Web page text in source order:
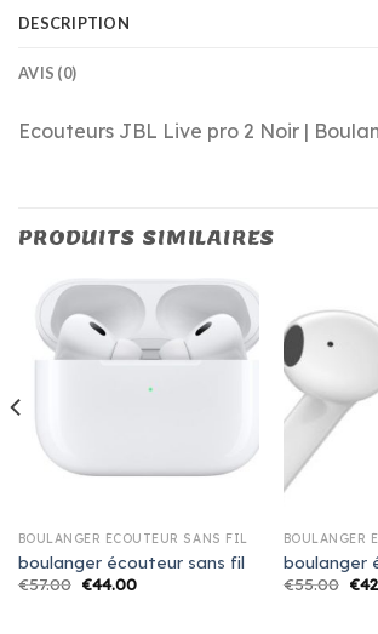
DESCRIPTION
AVIS (0)
Ecouteurs JBL Live pro 2 Noir |
PRODUITS SIMILAIRES
BOULANGER ÉCOUTEUR SANS FIL
boulanger écouteur sans fil
€57.00 €44.00
BOULANGER
boulanger
€55.00 €